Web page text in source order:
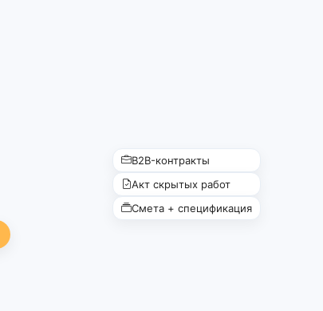
B2B-контракты
Акт скрытых работ
Смета + спецификация